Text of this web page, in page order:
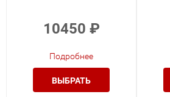
10450 ₽
Подробнее
ВЫБРАТЬ